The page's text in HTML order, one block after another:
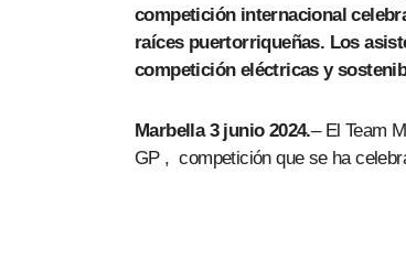
competición internacional
raíces puertorriqueñas. Los
competición eléctricas y
Marbella 3 junio 2024.– El Team
GP , competición que se ha